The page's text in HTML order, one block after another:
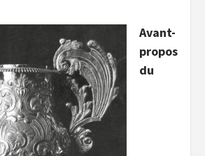
Avant-
propos
du